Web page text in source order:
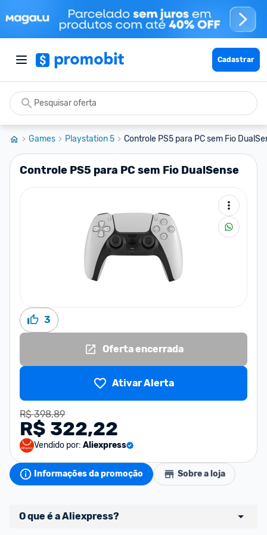
Cadastrar
Games Playstation 5 Controle PS5 para PC sem Fio
Controle PS5 para PC sem Fio DualSense
3
Oferta encerrada
Ativar Alerta
R$ 398,89
R$ 322,22
Vendido por: Aliexpress
Informações da promoção Sobre a loja
O que é a Aliexpress?